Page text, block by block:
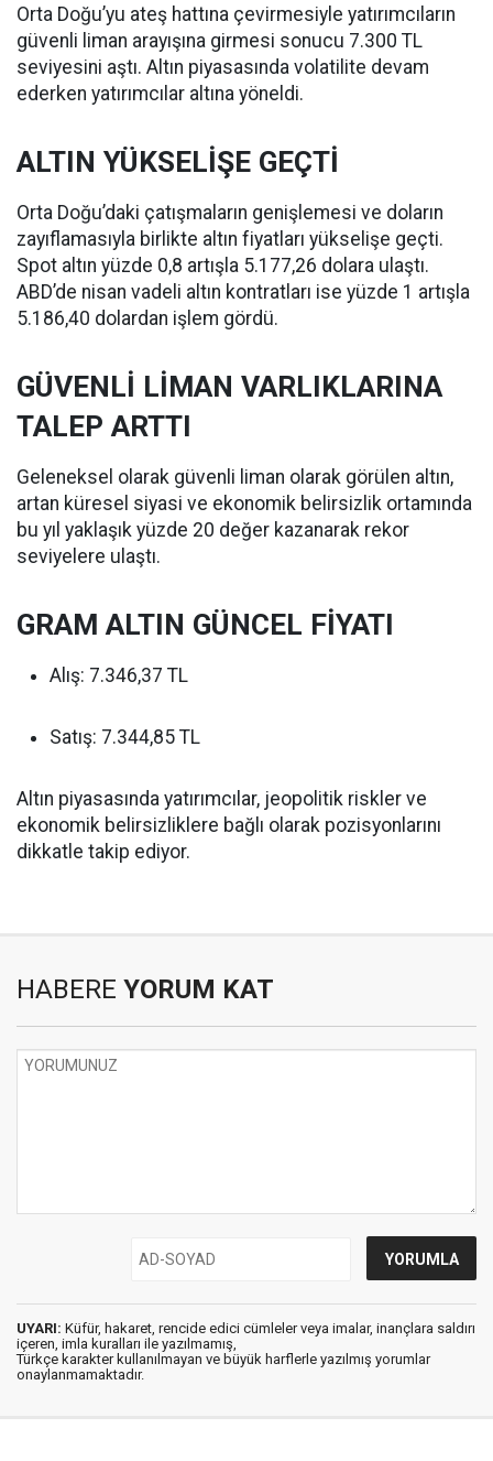
Orta Doğu’yu ateş hattına çevirmesiyle yatırımcıların
güvenli liman arayışına girmesi sonucu 7.300 TL
seviyesini aştı. Altın piyasasında volatilite devam
ederken yatırımcılar altına yöneldi.
ALTIN YÜKSELİŞE GEÇTİ
Orta Doğu’daki çatışmaların genişlemesi ve doların
zayıflamasıyla birlikte altın fiyatları yükselişe geçti.
Spot altın yüzde 0,8 artışla 5.177,26 dolara ulaştı.
ABD’de nisan vadeli altın kontratları ise yüzde 1 artışla
5.186,40 dolardan işlem gördü.
GÜVENLİ LİMAN VARLIKLARINA
TALEP ARTTI
Geleneksel olarak güvenli liman olarak görülen altın,
artan küresel siyasi ve ekonomik belirsizlik ortamında
bu yıl yaklaşık yüzde 20 değer kazanarak rekor
seviyelere ulaştı.
GRAM ALTIN GÜNCEL FİYATI
Alış: 7.346,37 TL
Satış: 7.344,85 TL
Altın piyasasında yatırımcılar, jeopolitik riskler ve
ekonomik belirsizliklere bağlı olarak pozisyonlarını
dikkatle takip ediyor.
HABERE YORUM KAT
UYARI: Küfür, hakaret, rencide edici cümleler veya imalar, inançlara saldırı
içeren, imla kuralları ile yazılmamış,
Türkçe karakter kullanılmayan ve büyük harflerle yazılmış yorumlar
onaylanmamaktadır.